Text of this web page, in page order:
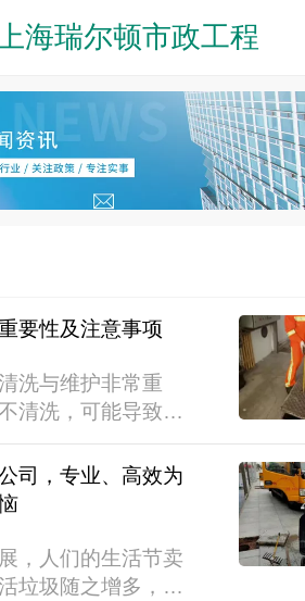
上海瑞尔顿市政工程
要性及注意事项
洗与维护非常重
清洗，可能导致长
锈垢固化造成原管
内淤泥沉淀产生硫
境污染并易引起燃
的异物不定期的清
;管道内的有害病菌
司，专业、高效为
，人们的生活节卖
垃圾随之增多，一